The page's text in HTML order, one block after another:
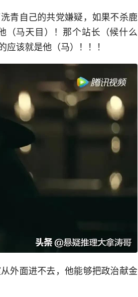
青自己的共党嫌疑，如果不杀鹿
（马天目）！那个站长（候什么
该就是他（马）！！！
外面进不去，他能够把政治献金